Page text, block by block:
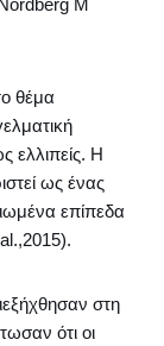
M
θέμα
ελλιπείς. Η
ως ένας
επίπεδα
στη
ότι οι